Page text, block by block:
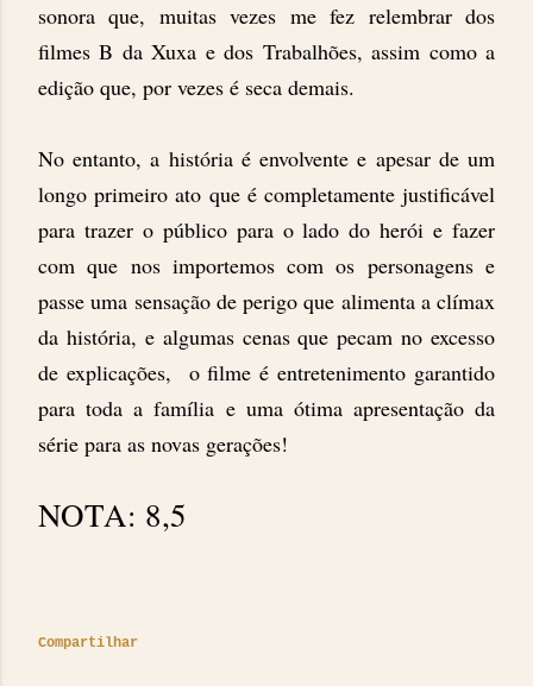
sonora que, muitas vezes me fez relembrar dos
filmes B da Xuxa e dos Trabalhões, assim como a
edição que, por vezes é seca demais.
No entanto, a história é envolvente e apesar de um
longo primeiro ato que é completamente justificável
para trazer o público para o lado do herói e fazer
com que nos importemos com os personagens e
passe uma sensação de perigo que alimenta a clímax
da história, e algumas cenas que pecam no excesso
de explicações, o filme é entretenimento garantido
para toda a família e uma ótima apresentação da
série para as novas gerações!
NOTA: 8,5
Compartilhar